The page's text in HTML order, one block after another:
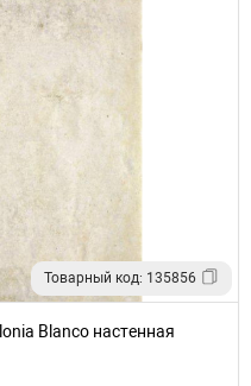
Товарный код: 135856
Blanco настенная